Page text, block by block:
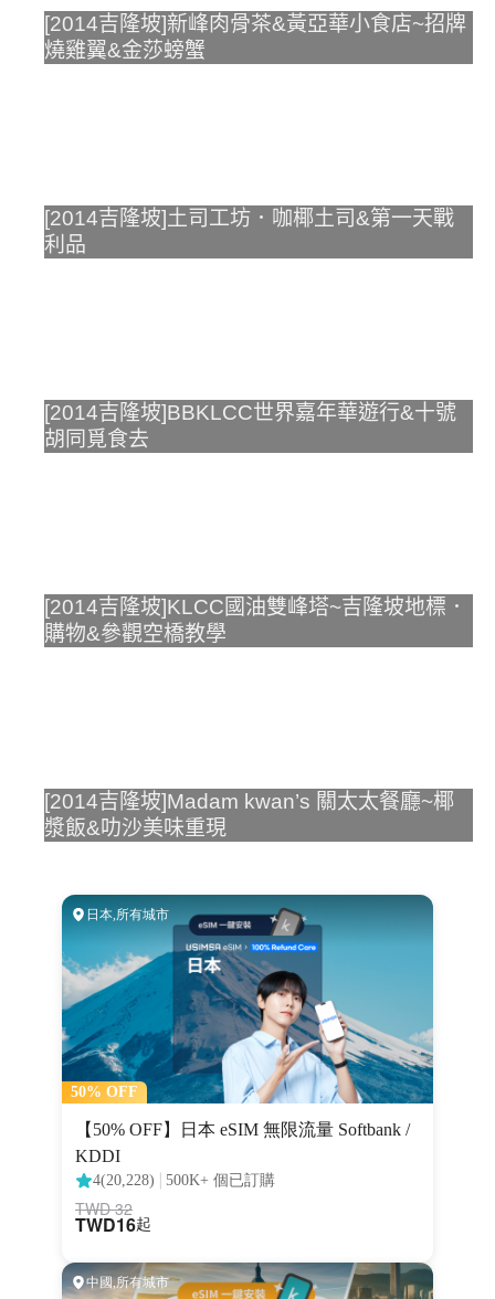
[2014吉隆坡]新峰肉骨茶&黃亞華小食店~招牌
燒雞翼&金莎螃蟹
[2014吉隆坡]土司工坊．咖椰土司&第一天戰
利品
[2014吉隆坡]BBKLCC世界嘉年華遊行&十號
胡同覓食去
[2014吉隆坡]KLCC國油雙峰塔~吉隆坡地標．
購物&參觀空橋教學
[2014吉隆坡]Madam kwan’s 關太太餐廳~椰
漿飯&叻沙美味重現